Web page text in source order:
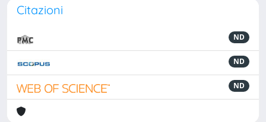
Citazioni
ND
ND
ND